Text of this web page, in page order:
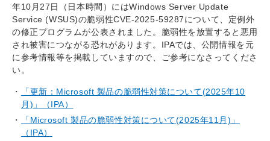
年10月27日（日本時間）にはWindows Server Update
Service (WSUS)の脆弱性CVE-2025-59287について、定例外
の修正プログラムが公表されました。脆弱性を放置すると悪用
され被害につながる恐れがあります。IPAでは、公開情報を元
に参考情報等を掲載していますので、ご参考になさってくださ
い。
「更新：Microsoft 製品の脆弱性対策について(2025年10
月)」（IPA）
「Microsoft 製品の脆弱性対策について(2025年11月)」
（IPA）